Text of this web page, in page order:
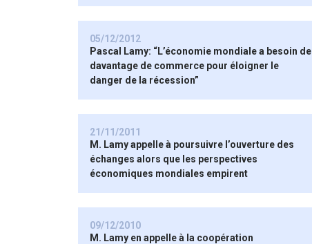
05/12/2012
Pascal Lamy: “L’économie mondiale a besoin de
davantage de commerce pour éloigner le
danger de la récession”
21/11/2011
M. Lamy appelle à poursuivre l’ouverture des
échanges alors que les perspectives
économiques mondiales empirent
09/12/2010
M. Lamy en appelle à la coopération